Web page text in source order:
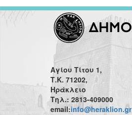
Αγίου Τίτου 1,
Τ.Κ. 71202,
Ηράκλειο
Τηλ.: 2813-409000
email:info@heraklion.gr